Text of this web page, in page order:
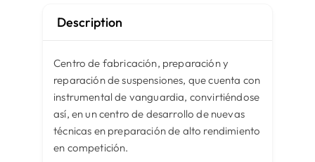
Description
Centro de fabricación, preparación y
reparación de suspensiones, que cuenta con
instrumental de vanguardia, convirtiéndose
así, en un centro de desarrollo de nuevas
técnicas en preparación de alto rendimiento
en competición.